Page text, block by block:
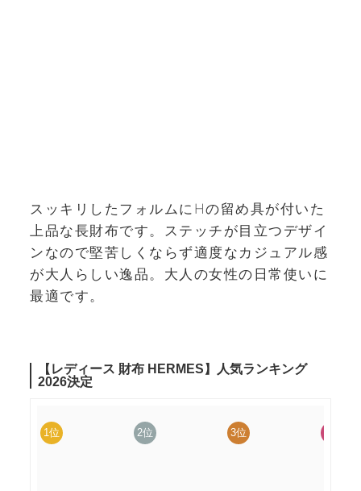
スッキリしたフォルムにHの留め具が付いた
上品な長財布です。ステッチが目立つデザイ
ンなので堅苦しくならず適度なカジュアル感
が大人らしい逸品。大人の女性の日常使いに
最適です。